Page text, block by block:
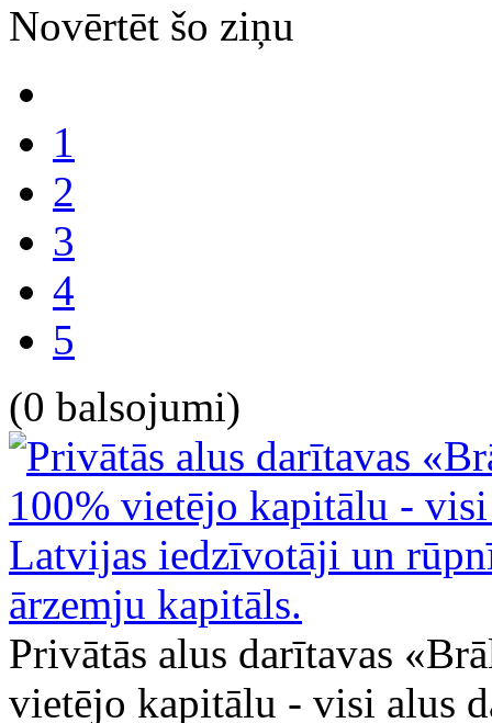
Novērtēt šo ziņu
1
2
3
4
5
(0 balsojumi)
Privātās alus darītavas
vietējo kapitālu - visi alus